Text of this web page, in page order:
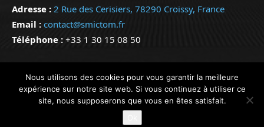
Adresse : 2 Rue des Cerisiers, 78290 Croissy, France
Email : contact@smictom.fr
Téléphone : +33 1 30 15 08 50
@ Copyright 2024 - Tous droits réservés - @SMICTOM
Nous utilisons des cookies pour vous garantir la meilleure
expérience sur notre site web. Si vous continuez à utiliser ce
site, nous supposerons que vous en êtes satisfait.